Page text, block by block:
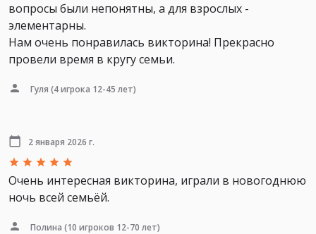
вопросы были непонятны, а для взрослых -
элементарны.
Нам очень понравилась викторина! Прекрасно
провели время в кругу семьи.
Гуля (4 игрока 12-45 лет)
2 января 2026 г.
Очень интересная викторина, играли в новогоднюю
ночь всей семьёй.
Полина (10 игроков 12-70 лет)